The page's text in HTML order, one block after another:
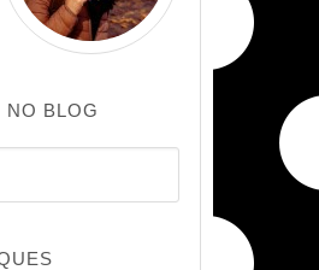
NO BLOG